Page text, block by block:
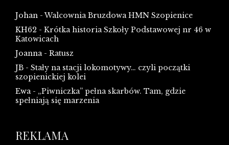
Johan -Walcownia Bruzdowa HMN Szopienice
KH62 - Krótka historia Szkoły Podstawowej nr 46 w
Katowicach
Joanna- Ratusz
JB - Stały na stacji lokomotywy… czyli początki
szopienickiej kolei
Ewa- „Piwniczka” pełna skarbów. Tam, gdzie
spełniają się marzenia
REKLAMA